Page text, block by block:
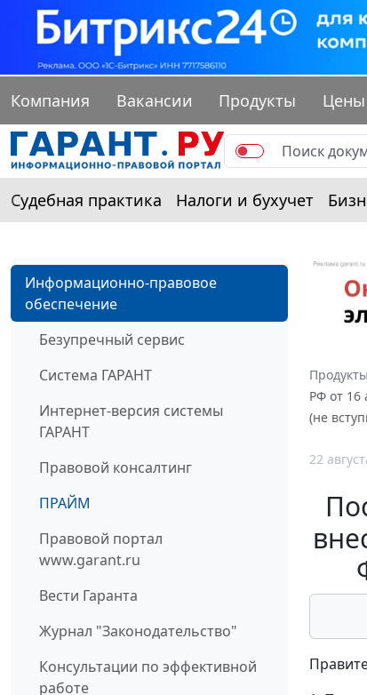
Компания Вакансии Продукты Цены
Судебная практика Налоги и бухучет
Информационно-правовое
обеспечение
Безупречный сервис
Система ГАРАНТ
Интернет-версия системы
ГАРАНТ
Правовой консалтинг
ПРАЙМ
Правовой портал
www.garant.ru
Вести Гаранта
Журнал "Законодательство"
Консультации по эффективной
работе
РФ от 16
(не
22